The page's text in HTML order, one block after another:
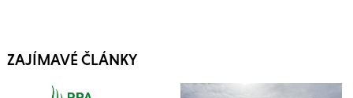
ZAJÍMAVÉ ČLÁNKY